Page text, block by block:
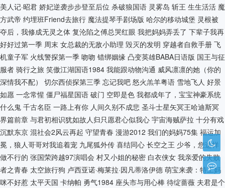
美人记·昭君 娇妃逆袭步步登至后位 杀破狼国语 灵雾岛 斩王 生生活活 魔
方武帝 约埋班Friend去旅行 魔法提琴手剧场版 哈尔的移动城堡 灵根被
夺后，我修成无灵之体 复沦陷之傅总哭红眼 我把妈妈弄丢了 下辈子我再
好好过第一季 周末 女总裁的无敌小助理 毁灭的发明 穿越者自救手册 飞
机童子军 火线警探第一季 吻吻 错绑姻缘 凸变英雄BABA日语版 国王与征
服者 骑行之旅 笑傲江湖国语1984 我能跟动物沟通 威风凛凛的她（你的
深情我不配）
切尔西侦探第三季 忘记我吧 怒火羔羊粤语 雪地飞人 好景
如愿 一念常惺 僵尸福星国语 破门 空即是色 我都成年了，宝宝神豪系统
什么鬼 千古名臣 一路上有你 人间久别不成悲 圣斗士星矢冥王哈迪斯冥
界篇前章 与君初相识犹如故人归只愿君心似我心 宇宙海贼萨拉 十分有戏
沉默东京 混社会2风云再起 守望青春 漫游2012 我们的妈妈75集 福运加
冕，狼人哥哥对我追着宠 九尾狐外传 喜结同心 长空之王 少爷，您这样
做不行的 张国荣跨越97演唱会 村又小姐的秘密 白衣侠女 我亲爱的失败
者之青春 太空旅行狗 卢西亚诺·梅莱拉·因凡蒂洛伊德 萌宝来袭：特工妈
咪不好惹 太平天国 卡纳帕 勇气1984 座头市与用心棒 待绽蔷薇 夫君是个